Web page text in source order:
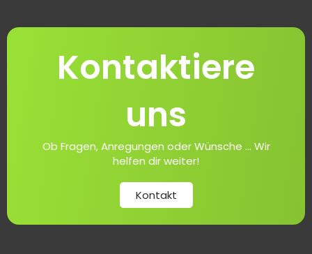
Kontaktiere
uns
Ob Fragen, Anregungen oder Wünsche ... Wir
helfen dir weiter!
Kontakt